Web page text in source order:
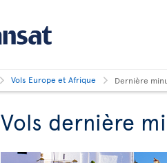
Vols Europe et Afrique Dernière
Vols dernière